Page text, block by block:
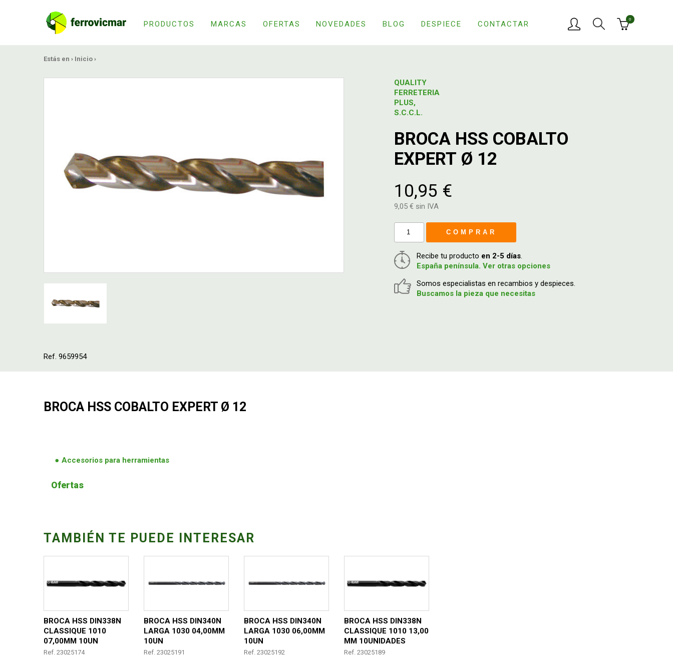
PRODUCTOS MARCAS OFERTAS NOVEDADES BLOG DESPIECE CONTACTAR
0
Estás en › Inicio ›
Ref. 9659954
QUALITY
FERRETERIA
PLUS,
S.C.C.L.
BROCA HSS COBALTO
EXPERT Ø 12
10,95 €
9,05 € sin IVA
COMPRAR
Recibe tu producto en 2-5 días.
España península. Ver otras opciones
Somos especialistas en recambios y despieces.
Buscamos la pieza que necesitas
BROCA HSS COBALTO EXPERT Ø 12
Accesorios para herramientas
Ofertas
TAMBIÉN TE PUEDE INTERESAR
BROCA HSS DIN338N
CLASSIQUE 1010
07,00MM 10UN
Ref. 23025174
BROCA HSS DIN340N
LARGA 1030 04,00MM
10UN
Ref. 23025191
BROCA HSS DIN340N
LARGA 1030 06,00MM
10UN
Ref. 23025192
BROCA HSS DIN338N
CLASSIQUE 1010 13,00
MM 10UNIDADES
Ref. 23025189